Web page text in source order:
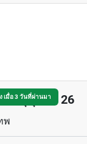
เมื่อ 3 วันที่ผ่านมา
ล สุขุมวิท 26
พ